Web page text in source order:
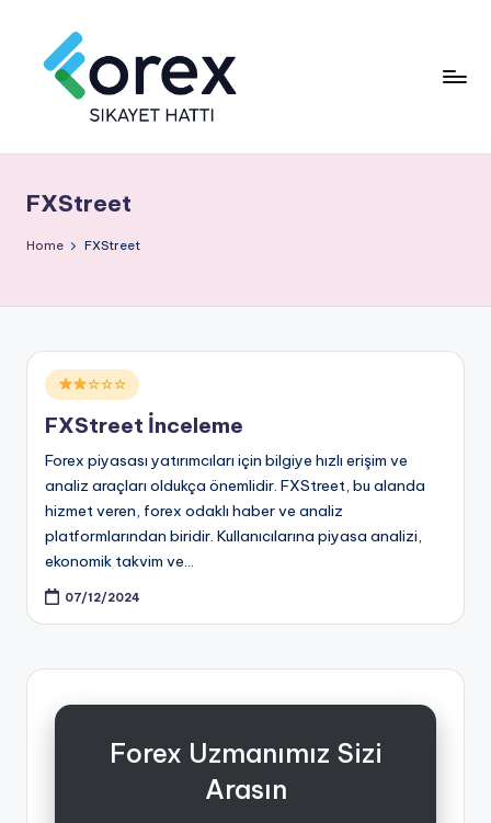
FXStreet
Home FXStreet
Posted
in
☆☆☆
FXStreet İnceleme
Forex piyasası yatırımcıları için bilgiye hızlı erişim ve
analiz araçları oldukça önemlidir. FXStreet, bu alanda
hizmet veren, forex odaklı haber ve analiz
platformlarından biridir. Kullanıcılarına piyasa analizi,
ekonomik takvim ve…
07/12/2024
Forex Uzmanımız Sizi
Arasın